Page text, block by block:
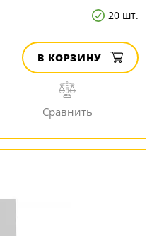
20 шт.
В КОРЗИНУ